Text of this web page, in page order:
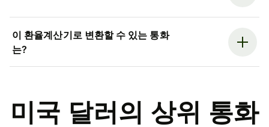
이 환율계산기로 변환할 수 있는 통화
는?
미국 달러의 상위 통화